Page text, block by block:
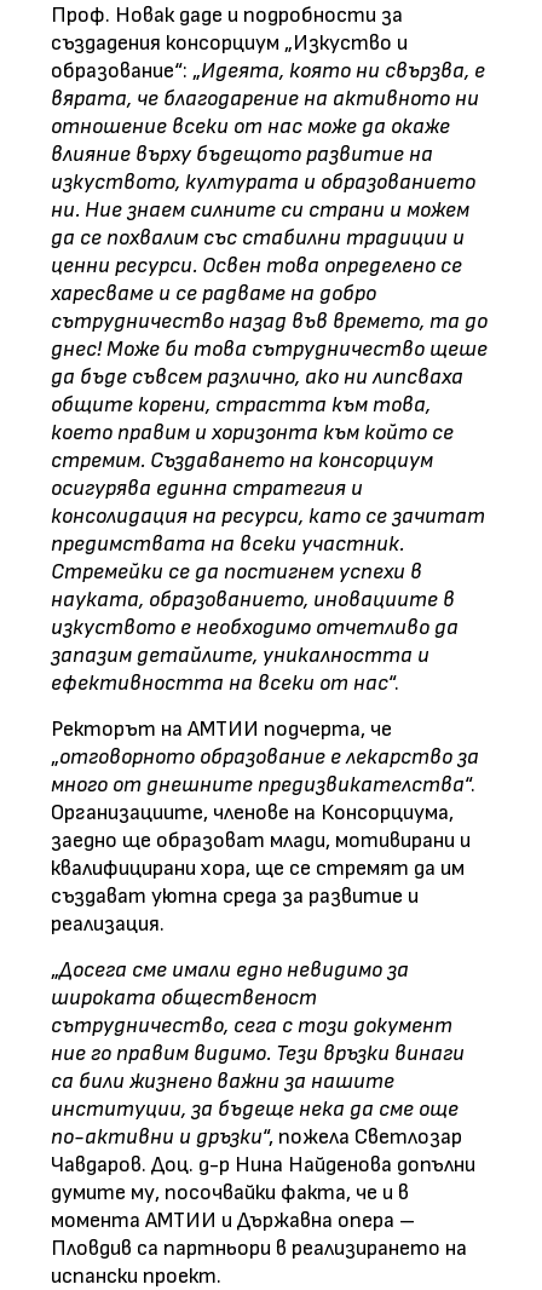
Проф. Новак даде и подробности за
създадения консорциум „Изкуство и
образование“: „Идеята, която ни свързва, е
вярата, че благодарение на активното ни
отношение всеки от нас може да окаже
влияние върху бъдещото развитие на
изкуството, културата и образованието
ни. Ние знаем силните си страни и можем
да се похвалим със стабилни традиции и
ценни ресурси. Освен това определено се
харесваме и се радваме на добро
сътрудничество назад във времето, та до
днес! Може би това сътрудничество щеше
да бъде съвсем различно, ако ни липсваха
общите корени, страстта към това,
което правим и хоризонта към който се
стремим. Създаването на консорциум
осигурява единна стратегия и
консолидация на ресурси, като се зачитат
предимствата на всеки участник.
Стремейки се да постигнем успехи в
науката, образованието, иновациите в
изкуството е необходимо отчетливо да
запазим детайлите, уникалността и
ефективността на всеки от нас“.
Ректорът на АМТИИ подчерта, че
„отговорното образование е лекарство за
много от днешните предизвикателства“.
Организациите, членове на Консорциума,
заедно ще образоват млади, мотивирани и
квалифицирани хора, ще се стремят да им
създават уютна среда за развитие и
реализация.
„Досега сме имали едно невидимо за
широката общественост
сътрудничество, сега с този документ
ние го правим видимо. Тези връзки винаги
са били жизнено важни за нашите
институции, за бъдеще нека да сме още
по-активни и дръзки“, пожела Светлозар
Чавдаров. Доц. д-р Нина Найденова допълни
думите му, посочвайки факта, че и в
момента АМТИИ и Държавна опера –
Пловдив са партньори в реализирането на
испански проект.